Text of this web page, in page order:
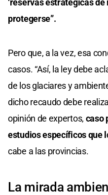
protegerse”.
Pero que, a la vez, esa
casos. “Así, la ley debe
de los glaciares y
dicho recaudo debe
opinión de expertos, caso
estudios específicos que
cabe a las provincias.
La mirada